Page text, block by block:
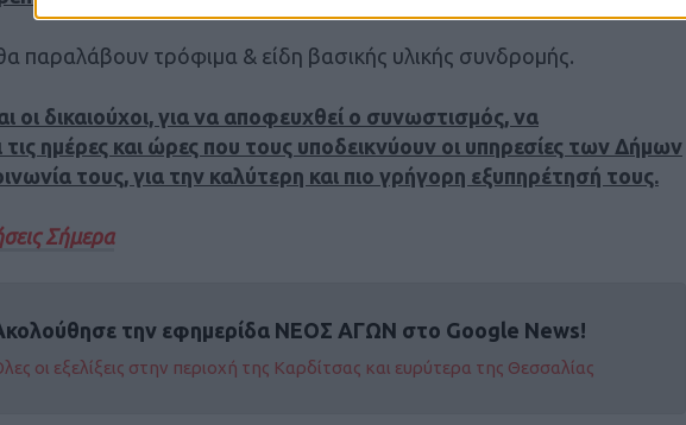
παραλάβουν τρόφιμα & είδη βασικής υλικής συνδρομής.
οι δικαιούχοι, για να αποφευχθεί ο συνωστισμός, να
ημέρες και ώρες που τους υποδεικνύουν οι υπηρεσίες των Δήμων
τους, για την καλύτερη και πιο γρήγορη εξυπηρέτησή τους.
Σήμερα
την εφημερίδα ΝΕΟΣ ΑΓΩΝ στο Google News!
οι εξελίξεις στην περιοχή της Καρδίτσας και ευρύτερα της Θεσσαλίας